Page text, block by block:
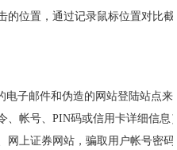
的位置，通过记录鼠标位置对比
电子邮件和伪造的网站登陆站点
、帐号、PIN码或信用卡详细信
网上证券网站，骗取用户帐号密